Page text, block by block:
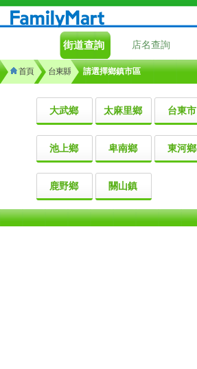
街道查詢 店名查詢
首頁 台東縣 請選擇鄉鎮市區
大武鄉 太麻里鄉 台東市
池上鄉 卑南鄉 東河鄉
鹿野鄉 關山鎮